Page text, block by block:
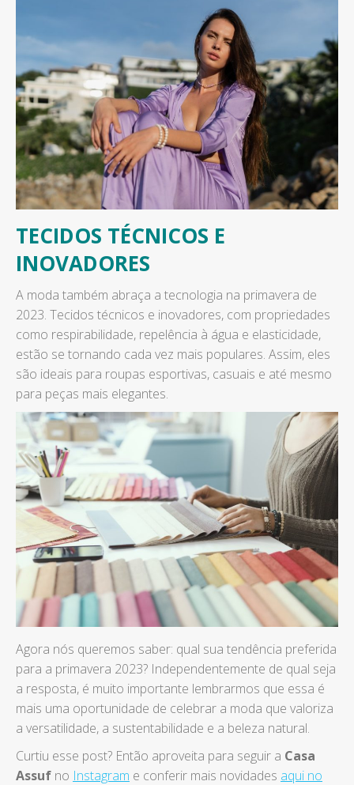
TECIDOS TÉCNICOS E
INOVADORES
A moda também abraça a tecnologia na primavera de
2023. Tecidos técnicos e inovadores, com propriedades
como respirabilidade, repelência à água e elasticidade,
estão se tornando cada vez mais populares. Assim, eles
são ideais para roupas esportivas, casuais e até mesmo
para peças mais elegantes.
Agora nós queremos saber: qual sua tendência preferida
para a primavera 2023? Independentemente de qual seja
a resposta, é muito importante lembrarmos que essa é
mais uma oportunidade de celebrar a moda que valoriza
a versatilidade, a sustentabilidade e a beleza natural.
Curtiu esse post? Então aproveita para seguir a Casa
Assuf no Instagram e conferir mais novidades aqui no